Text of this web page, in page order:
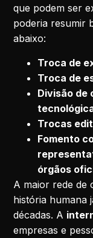
que podem ser
poderia resumir
abaixo:
Troca de
Troca de
Divisão de
Trocas
Fomento
órgãos
A maior rede de
história humana
décadas. A
empresas e